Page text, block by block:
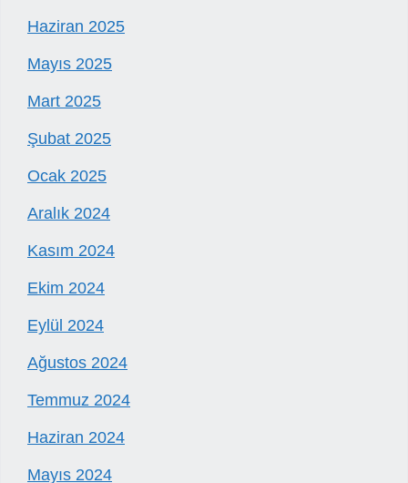
Haziran 2025
Mayıs 2025
Mart 2025
Şubat 2025
Ocak 2025
Aralık 2024
Kasım 2024
Ekim 2024
Eylül 2024
Ağustos 2024
Temmuz 2024
Haziran 2024
Mayıs 2024